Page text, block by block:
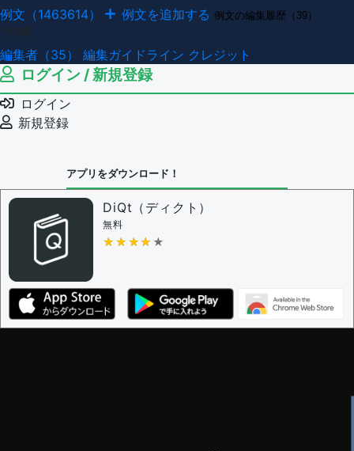
例文（1463614） 例文を追加する 例文の編集履歴（39）
編集者（35） 編集ガイドライン クレジット
ログイン / 新規登録
ログイン
新規登録
アプリをダウンロード！
DiQt（ディクト）
無料
★★★★★
★★★★★